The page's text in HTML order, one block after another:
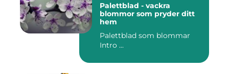
Palettblad - vackra
blommor som pryder ditt
hem
Palettblad som blommar
Intro ...